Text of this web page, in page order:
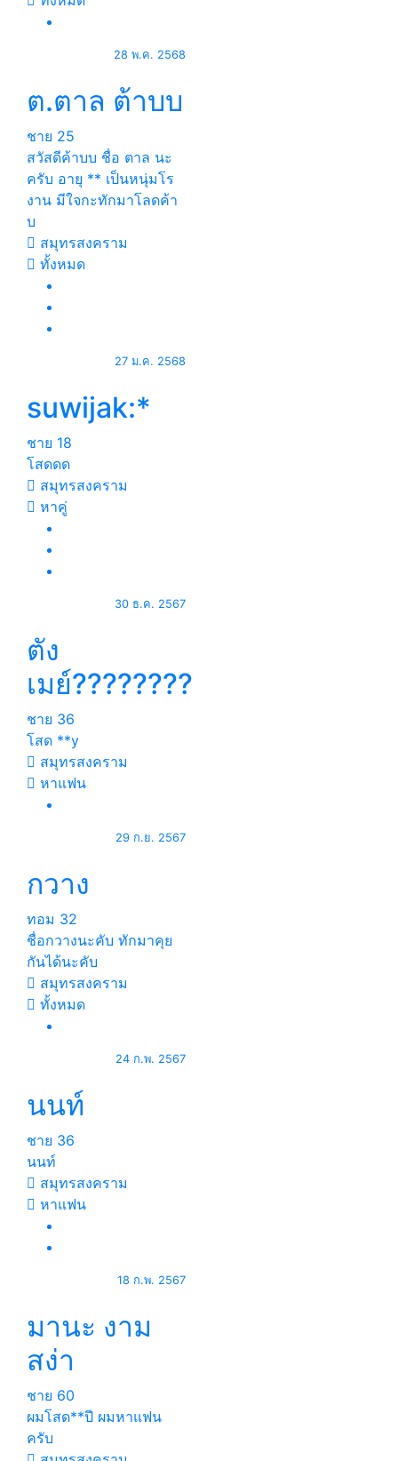
28 พ.ค. 2568
ต.ตาล ต้าบบ
ชาย 25
สวัสดีค้าบบ ชื่อ ตาล นะ
ครับ อายุ ** เป็นหนุ่มโร
งาน มีใจกะทักมาโลดค้า
บ
สมุทรสงคราม
ทั้งหมด
27 ม.ค. 2568
suwijak:*
ชาย 18
โสดดด
สมุทรสงคราม
หาคู่
30 ธ.ค. 2567
ตัง
เมย์????????
ชาย 36
โสด **y
สมุทรสงคราม
หาแฟน
29 ก.ย. 2567
กวาง
ทอม 32
ชื่อกวางนะคับ ทักมาคุย
กันได้นะคับ
สมุทรสงคราม
ทั้งหมด
24 ก.พ. 2567
นนท์
ชาย 36
นนท์
สมุทรสงคราม
หาแฟน
18 ก.พ. 2567
มานะ งาม
สง่า
ชาย 60
ผมโสด**ปี ผมหาแฟน
ครับ